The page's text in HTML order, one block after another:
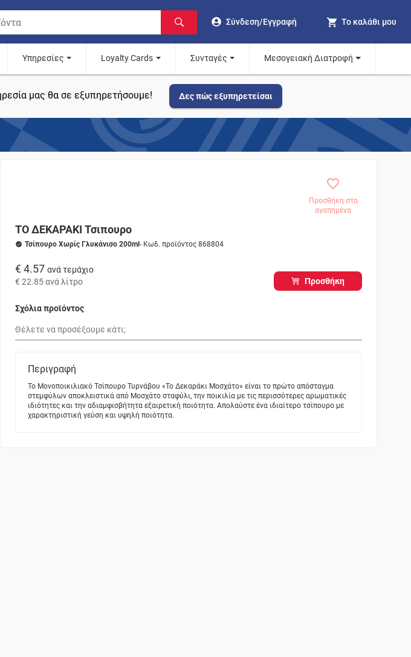
Σύνδεση/Εγγραφή Το καλάθι μου
Υπηρεσίες Loyalty Cards Συνταγές Μεσογειακή Διατροφή
μας θα σε εξυπηρετήσουμε! Δες πώς εξυπηρετείσαι
Προσθήκη στα
αγαπημένα
ΤΟ ΔΕΚΑΡΑΚΙ Τσιπουρο
Τσίπουρο Χωρίς Γλυκάνισο 200ml - Κωδ. προϊόντος 868804
€ 4.57 ανά τεμάχιο
€ 22.85ανά λίτρο Προσθήκη
Σχόλια προϊόντος
Περιγραφή
Το Μονοποικιλιακό Τσίπουρο Τυρνάβου «Το Δεκαράκι Μοσχάτο» είναι το πρώτο απόσταγμα
στεμφύλων αποκλειστικά από Μοσχάτο σταφύλι, την ποικιλία με τις περισσότερες αρωματικές
ιδιότητες και την αδιαμφισβήτητα εξαιρετική ποιότητα. Απολαύστε ένα ιδιαίτερο τσίπουρο με
χαρακτηριστική γεύση και υψηλή ποιότητα.